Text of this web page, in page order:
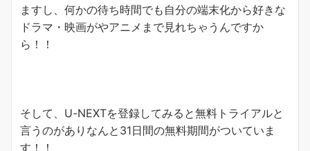
ますし、何かの待ち時間でも自分の端末化から好きな
ドラマ・映画がやアニメまで見れちゃうんですか
ら！！
そして、U-NEXTを登録してみると無料トライアルと
言うのがありなんと31日間の無料期間がついていま
す！！